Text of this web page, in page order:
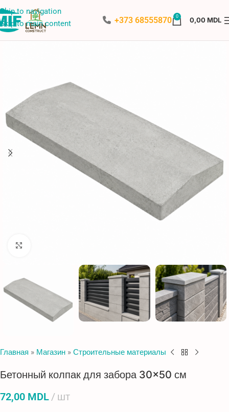
Skip to navigation
Skip to main content
+373 68555870 0 0,00MDL
Главная » Магазин » Строительные материалы
Бетонный колпак для забора 30×50 см
72,00 MDL шт